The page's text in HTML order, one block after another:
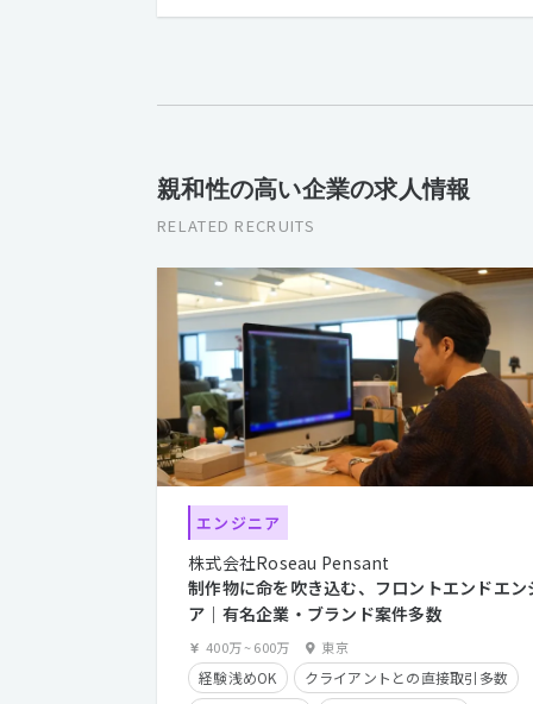
親和性の高い企業の求人情報
RELATED RECRUITS
エンジニア
株式会社Roseau Pensant
制作物に命を吹き込む、フロントエンドエン
ア｜有名企業・ブランド案件多数
400万~600万 東京
経験浅めOK
クライアントとの直接取引多数